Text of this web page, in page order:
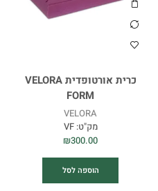
כרית אורטופדית VELORA
FORM
VELORA
מק"ט:VF
₪300.00
הוספה לסל